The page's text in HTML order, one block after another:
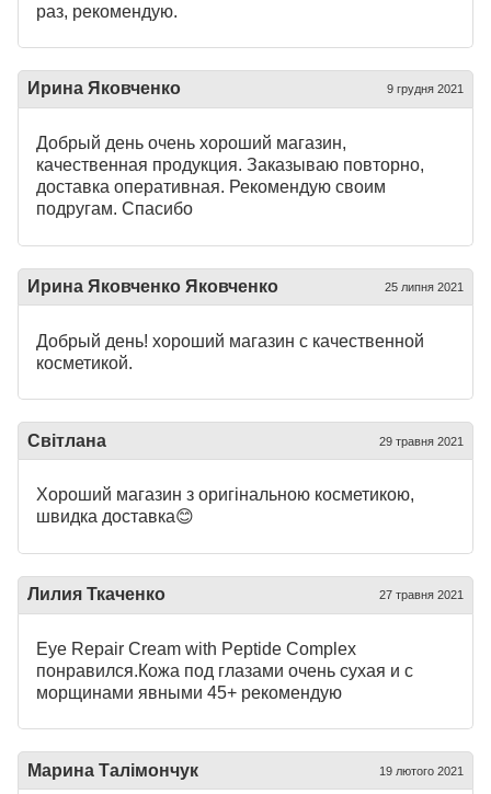
раз, рекомендую.
Ирина Яковченко 9 грудня 2021
Добрый день очень хороший магазин,
качественная продукция. Заказываю повторно,
доставка оперативная. Рекомендую своим
подругам. Спасибо
Ирина Яковченко Яковченко 25 липня 2021
Добрый день! хороший магазин с качественной
косметикой.
Світлана 29 травня 2021
Хороший магазин з оригінальною косметикою,
швидка доставка😊
Лилия Ткаченко 27 травня 2021
Eye Repair Cream with Peptide Complex
понравился.Кожа под глазами очень сухая и с
морщинами явными 45+ рекомендую
Марина Талімончук 19 лютого 2021